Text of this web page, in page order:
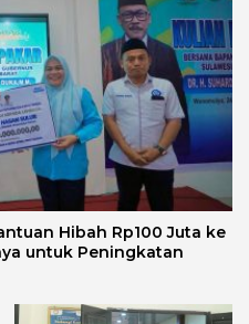
Hibah Rp100 Juta ke
untuk Peningkatan